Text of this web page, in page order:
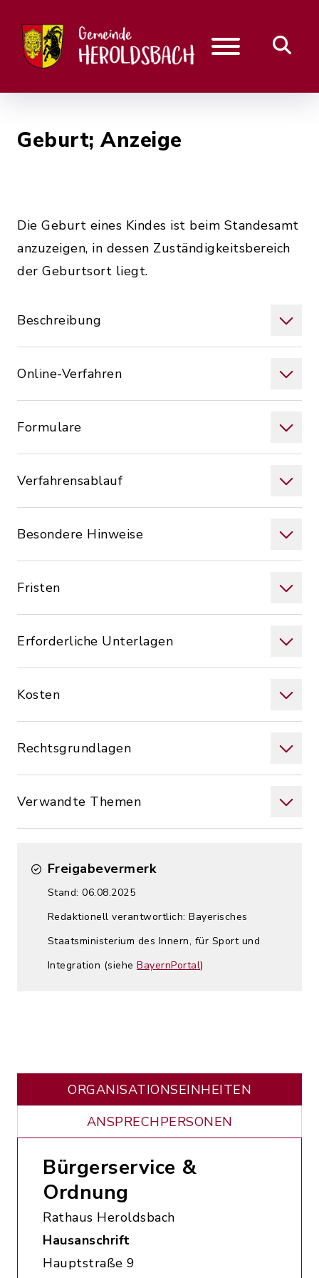
Geburt; Anzeige
Die Geburt eines Kindes ist beim Standesamt
anzuzeigen, in dessen Zuständigkeitsbereich
der Geburtsort liegt.
Beschreibung
Online-Verfahren
Formulare
Verfahrensablauf
Besondere Hinweise
Fristen
Erforderliche Unterlagen
Kosten
Rechtsgrundlagen
Verwandte Themen
Freigabevermerk
Stand: 06.08.2025
Redaktionell verantwortlich: Bayerisches
Staatsministerium des Innern, für Sport und
Integration (siehe BayernPortal)
ORGANISATIONS­EINHEITEN
ANSPRECHPERSONEN
Bürgerservice &
Ordnung
Rathaus Heroldsbach
Hausanschrift
Hauptstraße 9